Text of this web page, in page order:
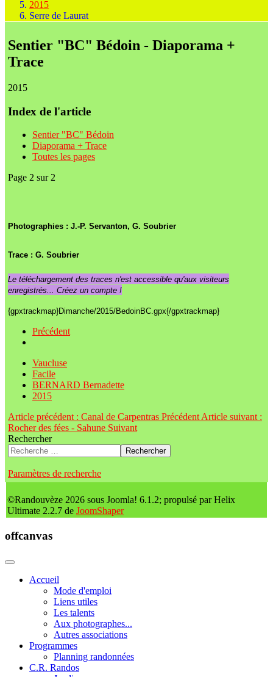
2015
Serre de Laurat
Sentier "BC" Bédoin - Diaporama +
Trace
2015
Index de l'article
Sentier "BC" Bédoin
Diaporama + Trace
Toutes les pages
Page 2 sur 2
Photographies : J.-P. Servanton, G. Soubrier
Trace : G. Soubrier
Le téléchargement des traces n'est accessible qu'aux visiteurs
enregistrés... Créez un compte !
{gpxtrackmap}Dimanche/2015/BedoinBC.gpx{/gpxtrackmap}
Précédent
Vaucluse
Facile
BERNARD Bernadette
2015
Article précédent : Canal de Carpentras Précédent Article suivant :
Rocher des fées - Sahune Suivant
Rechercher
Rechercher
Paramètres de recherche
©Randouvèze 2026 sous Joomla! 6.1.2; propulsé par Helix
Ultimate 2.2.7 de JoomShaper
offcanvas
Accueil
Mode d'emploi
Liens utiles
Les talents
Aux photographes...
Autres associations
Programmes
Planning randonnées
C.R. Randos